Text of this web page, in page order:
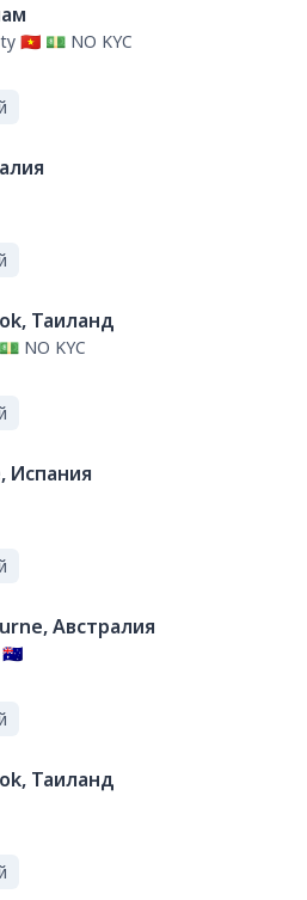
🇻🇳 💵 NO KYC
Таиланд
NO KYC
Испания
Австралия
Таиланд